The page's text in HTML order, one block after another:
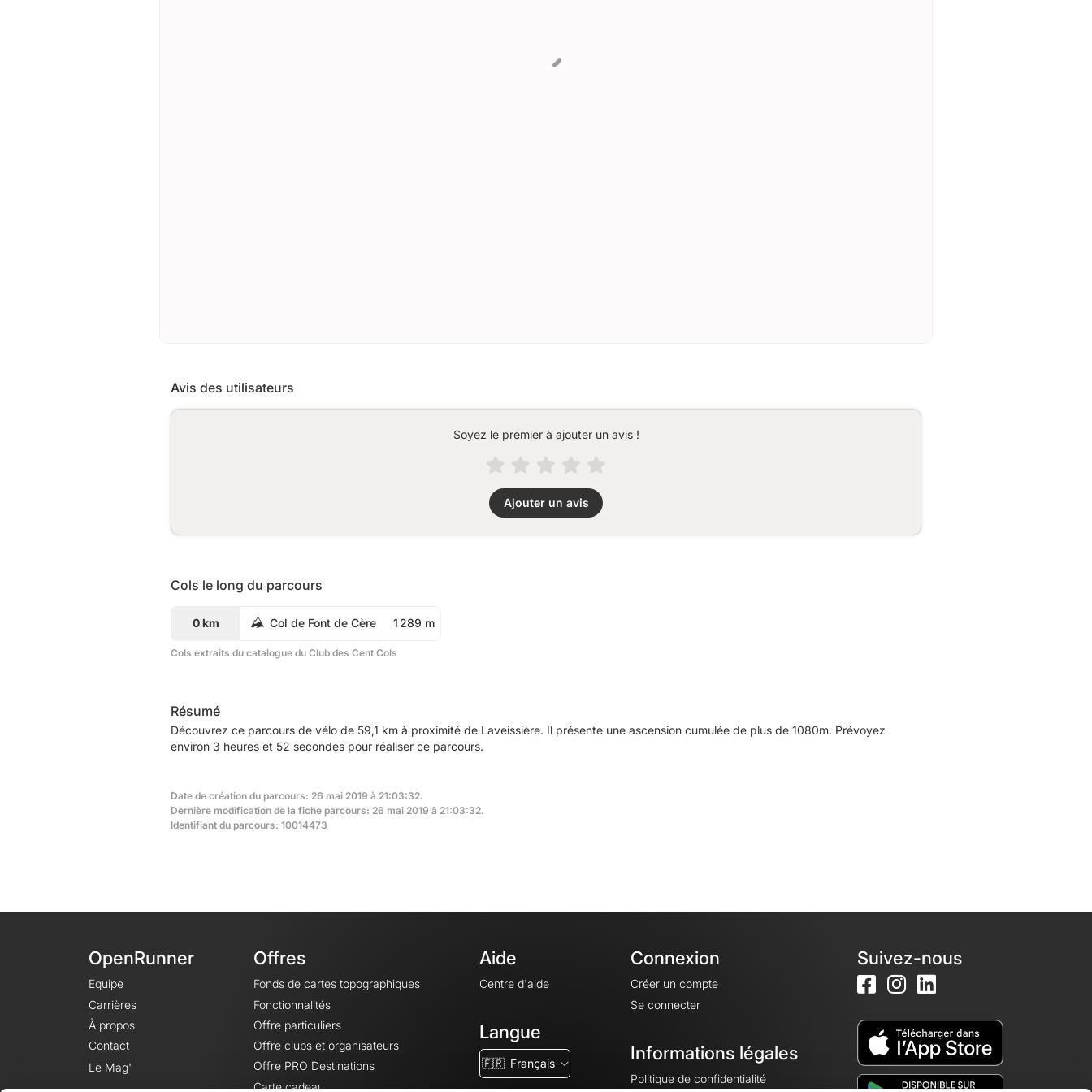
Avis des utilisateurs
Soyez le premier à ajouter un avis !
Ajouter un avis
Cols le long du parcours
0 km Col de Font de Cère 1 289 m
Cols extraits du catalogue du Club des Cent Cols
Résumé
Découvrez ce parcours de vélo de 59,1 km à proximité de Laveissière. Il présente une ascension cumulée de plus de 1080m. Prévoyez
environ 3 heures et 52 secondes pour réaliser ce parcours.
Date de création du parcours: 26 mai 2019 à 21:03:32.
Dernière modification de la fiche parcours: 26 mai 2019 à 21:03:32.
Identifiant du parcours: 10014473
OpenRunner
Equipe
Carrières
À propos
Contact
Le Mag'
Offres
Fonds de cartes topographiques
Fonctionnalités
Offre particuliers
Offre clubs et organisateurs
Offre PRO Destinations
Carte cadeau
Aide
Centre d'aide
Langue
🇫🇷 Français
Connexion
Créer un compte
Se connecter
Informations légales
Politique de confidentialité
Suivez-nous